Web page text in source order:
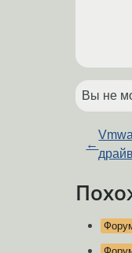
Вы не
←